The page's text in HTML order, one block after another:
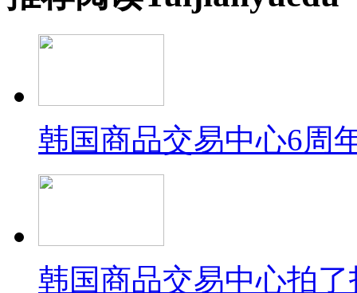
韩国商品交易中心6周
韩国商品交易中心拍